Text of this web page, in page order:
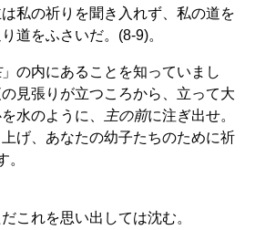
私の祈りを聞き入れず、私の道を
道をふさいだ。(8-9)。
」の内にあることを知っていまし
見張りが立つころから、立って大
水のように、
主の前に注ぎ出せ。
げ、あなたの幼子たちのために祈
。
これを思い出しては沈む。